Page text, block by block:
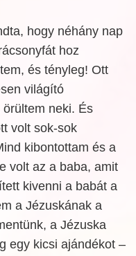
hogy néhány nap
hoz
és tényleg! Ott
világító
neki. És
volt sok-sok
kibontottam és a
volt az a baba, amit
kivenni a babát a
a Jézuskának a
a Jézuska
egy kicsi ajándékot –